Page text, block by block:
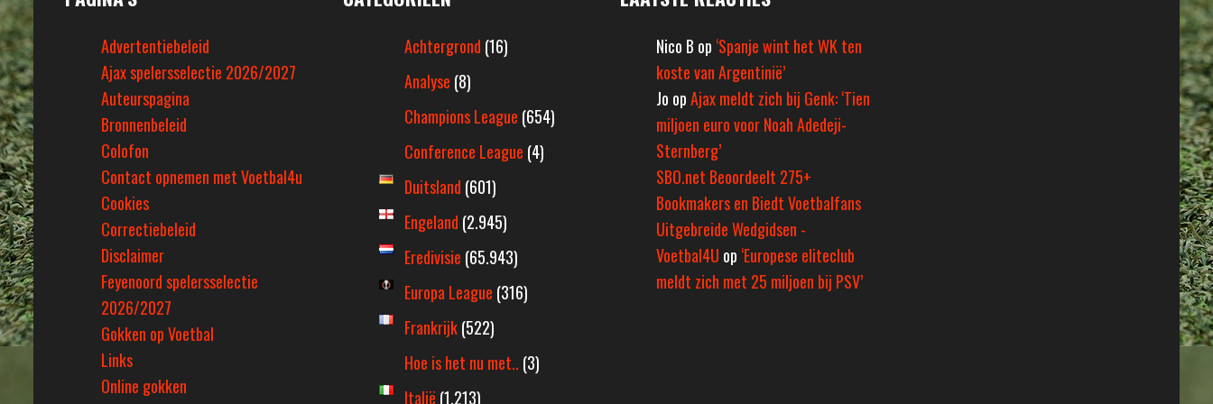
Advertentiebeleid
Ajax spelersselectie 2026/2027
Auteurspagina
Bronnenbeleid
Colofon
Contact opnemen met Voetbal4u
Cookies
Correctiebeleid
Disclaimer
Feyenoord spelersselectie
2026/2027
Gokken op Voetbal
Links
Online gokken
Achtergrond (16)
Analyse (8)
Champions League (654)
Conference League (4)
Duitsland (601)
Engeland (2.945)
Eredivisie (65.943)
Europa League (316)
Frankrijk(522)
Hoe is het nu met.. (3)
Italië (1.213)
Nico B op ‘Spanje wint het WK ten
koste van Argentinië’
Jo opAjax meldt zich bij Genk: ‘Tien
miljoen euro voor Noah Adedeji-
Sternberg’
SBO.net Beoordeelt 275+
Bookmakers en Biedt Voetbalfans
Uitgebreide Wedgidsen -
Voetbal4U op ‘Europese eliteclub
meldt zich met 25 miljoen bij PSV’